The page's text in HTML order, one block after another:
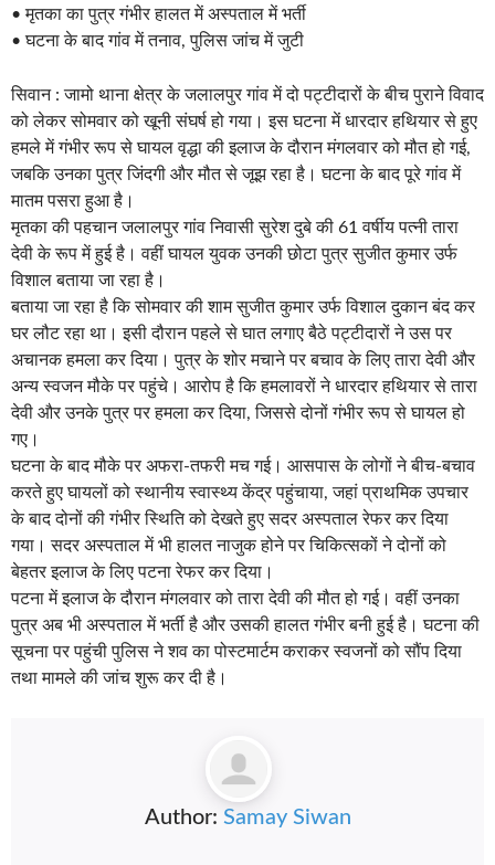
• मृतका का पुत्र गंभीर हालत में अस्पताल में भर्ती
• घटना के बाद गांव में तनाव, पुलिस जांच में जुटी
सिवान : जामो थाना क्षेत्र के जलालपुर गांव में दो पट्टीदारों के बीच पुराने विवाद
को लेकर सोमवार को खूनी संघर्ष हो गया। इस घटना में धारदार हथियार से हुए
हमले में गंभीर रूप से घायल वृद्धा की इलाज के दौरान मंगलवार को मौत हो गई,
जबकि उनका पुत्र जिंदगी और मौत से जूझ रहा है। घटना के बाद पूरे गांव में
मातम पसरा हुआ है।
मृतका की पहचान जलालपुर गांव निवासी सुरेश दुबे की 61 वर्षीय पत्नी तारा
देवी के रूप में हुई है। वहीं घायल युवक उनकी छोटा पुत्र सुजीत कुमार उर्फ
विशाल बताया जा रहा है।
बताया जा रहा है कि सोमवार की शाम सुजीत कुमार उर्फ विशाल दुकान बंद कर
घर लौट रहा था। इसी दौरान पहले से घात लगाए बैठे पट्टीदारों ने उस पर
अचानक हमला कर दिया। पुत्र के शोर मचाने पर बचाव के लिए तारा देवी और
अन्य स्वजन मौके पर पहुंचे। आरोप है कि हमलावरों ने धारदार हथियार से तारा
देवी और उनके पुत्र पर हमला कर दिया, जिससे दोनों गंभीर रूप से घायल हो
गए।
घटना के बाद मौके पर अफरा-तफरी मच गई। आसपास के लोगों ने बीच-बचाव
करते हुए घायलों को स्थानीय स्वास्थ्य केंद्र पहुंचाया, जहां प्राथमिक उपचार
के बाद दोनों की गंभीर स्थिति को देखते हुए सदर अस्पताल रेफर कर दिया
गया। सदर अस्पताल में भी हालत नाजुक होने पर चिकित्सकों ने दोनों को
बेहतर इलाज के लिए पटना रेफर कर दिया।
पटना में इलाज के दौरान मंगलवार को तारा देवी की मौत हो गई। वहीं उनका
पुत्र अब भी अस्पताल में भर्ती है और उसकी हालत गंभीर बनी हुई है। घटना की
सूचना पर पहुंची पुलिस ने शव का पोस्टमार्टम कराकर स्वजनों को सौंप दिया
तथा मामले की जांच शुरू कर दी है।
Author: Samay Siwan